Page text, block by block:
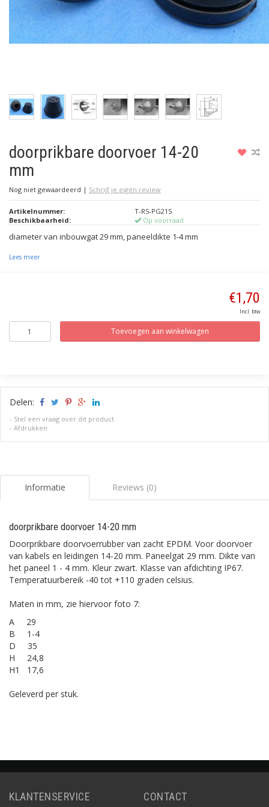
doorprikbare doorvoer 14-20
mm
Nog niet gewaardeerd | Schrijf je eigen review
Artikelnummer:
T-RS-PG21S
Beschikbaarheid:
Op voorraad
diameter van inbouwgat 29 mm, paneeldikte 1-4 mm
Lees meer
€1,70
Incl. btw
Toevoegen aan winkelwagen
Delen:
- Stel een vraag over dit product
- Afdrukken
Informatie Reviews (0)
doorprikbare doorvoer 14-20 mm
Doorprikbare doorvoerrubber van zacht EPDM. Voor doorvoer
van kabels en leidingen 14-20 mm. Paneelgat 29 mm. Dikte van
het paneel 1 - 4 mm. Kleur zwart. Klasse van afdichting IP67.
Temperatuurbereik -40 tot +110 graden celsius.
Maten in mm, zie hiervoor foto 7:
A 29
B 1-4
D 35
H 24,8
H1 17,6
Geleverd per stuk.
KLANTENSERVICE CONTACT